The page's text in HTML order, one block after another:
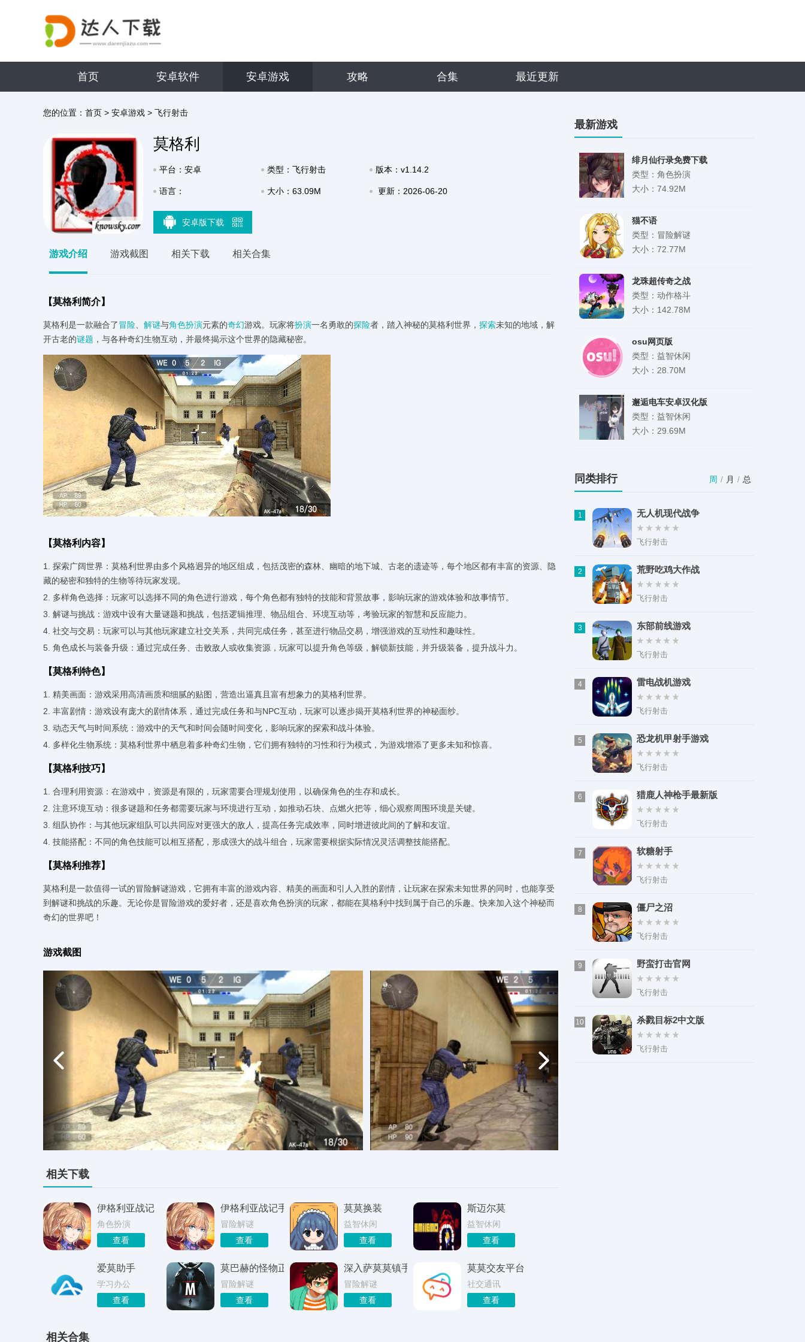
首页 安卓软件 安卓游戏 攻略 合集 最近更新
您的位置： 首页 > 安卓游戏 > 飞行射击
莫格利
平台：安卓 类型：飞行射击 版本：v1.14.2
语言： 大小：63.09M 更新：2026-06-20
安卓版下载
游戏介绍 游戏截图 相关下载 相关合集
【莫格利简介】
莫格利是一款融合了冒险 解谜与角色扮演元素的奇幻游戏。玩家将扮演一名勇敢的探险者，踏入神秘的莫格利世界， 探索未知的地域，解
开古老的谜题 ，与各种奇幻生物互动，并最终揭示这个世界的隐藏秘密。
【莫格利内容】
1. 探索广阔世界：莫格利世界由多个风格迥异的地区组成，包括茂密的森林、幽暗的地下城、古老的遗迹等，每个地区都有丰富的资源、隐
藏的秘密和独特的生物等待玩家发现。
2. 多样角色选择：玩家可以选择不同的角色进行游戏，每个角色都有独特的技能和背景故事，影响玩家的游戏体验和故事情节。
3. 解谜与挑战：游戏中设有大量谜题和挑战，包括逻辑推理、物品组合、环境互动等，考验玩家的智慧和反应能力。
4. 社交与交易：玩家可以与其他玩家建立社交关系，共同完成任务，甚至进行物品交易，增强游戏的互动性和趣味性。
5. 角色成长与装备升级：通过完成任务、击败敌人或收集资源，玩家可以提升角色等级，解锁新技能，并升级装备，提升战斗力。
【莫格利特色】
1. 精美画面：游戏采用高清画质和细腻的贴图，营造出逼真且富有想象力的莫格利世界。
2. 丰富剧情：游戏设有庞大的剧情体系，通过完成任务和与NPC互动，玩家可以逐步揭开莫格利世界的神秘面纱。
3. 动态天气与时间系统：游戏中的天气和时间会随时间变化，影响玩家的探索和战斗体验。
4. 多样化生物系统：莫格利世界中栖息着多种奇幻生物，它们拥有独特的习性和行为模式，为游戏增添了更多未知和惊喜。
【莫格利技巧】
1. 合理利用资源：在游戏中，资源是有限的，玩家需要合理规划使用，以确保角色的生存和成长。
2. 注意环境互动：很多谜题和任务都需要玩家与环境进行互动，如推动石块、点燃火把等，细心观察周围环境是关键。
3. 组队协作：与其他玩家组队可以共同应对更强大的敌人，提高任务完成效率，同时增进彼此间的了解和友谊。
4. 技能搭配：不同的角色技能可以相互搭配，形成强大的战斗组合，玩家需要根据实际情况灵活调整技能搭配。
【莫格利推荐】
莫格利是一款值得一试的冒险解谜游戏，它拥有丰富的游戏内容、精美的画面和引人入胜的剧情，让玩家在探索未知世界的同时，也能享受
到解谜和挑战的乐趣。无论你是冒险游戏的爱好者，还是喜欢角色扮演的玩家，都能在莫格利中找到属于自己的乐趣。快来加入这个神秘而
奇幻的世界吧！
游戏截图
相关下载
伊格利亚战记
角色扮演
查看
伊格利亚战记手游
冒险解谜
查看
莫莫换装
益智休闲
查看
斯迈尔莫
益智休闲
查看
爱莫助手
学习办公
查看
莫巴赫的怪物正版
冒险解谜
查看
深入萨莫莫镇手游
冒险解谜
查看
莫莫交友平台
社交通讯
查看
相关合集
最新游戏
绯月仙行录免费下载
类型：角色扮演
大小：74.92M
猫不语
类型：冒险解谜
大小：72.77M
龙珠超传奇之战
(LegendFighter)
类型：动作格斗
大小：142.78M
osu网页版
类型：益智休闲
大小：28.70M
邂逅电车安卓汉化版
类型：益智休闲
大小：29.69M
解压专家去广告高级版
类型：实用工具
周 / 月 / 总
同类排行
1 无人机现代战争
飞行射击
2 荒野吃鸡大作战
飞行射击
3 东部前线游戏
飞行射击
4 雷电战机游戏
飞行射击
5 恐龙机甲射手游戏
飞行射击
6 猎鹿人神枪手最新版
飞行射击
7 软糖射手
飞行射击
8 僵尸之沼
飞行射击
9 野蛮打击官网
飞行射击
10 杀戮目标2中文版
飞行射击